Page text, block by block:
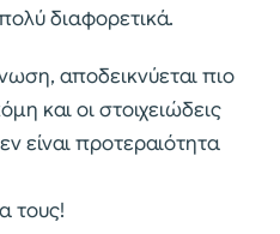
διαφορετικά.
αποδεικνύεται πιο
και οι στοιχειώδεις
είναι προτεραιότητα
τους!